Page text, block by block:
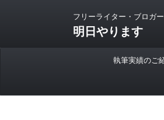
フリーライター・ブロガ
明日やります
執筆実績のご